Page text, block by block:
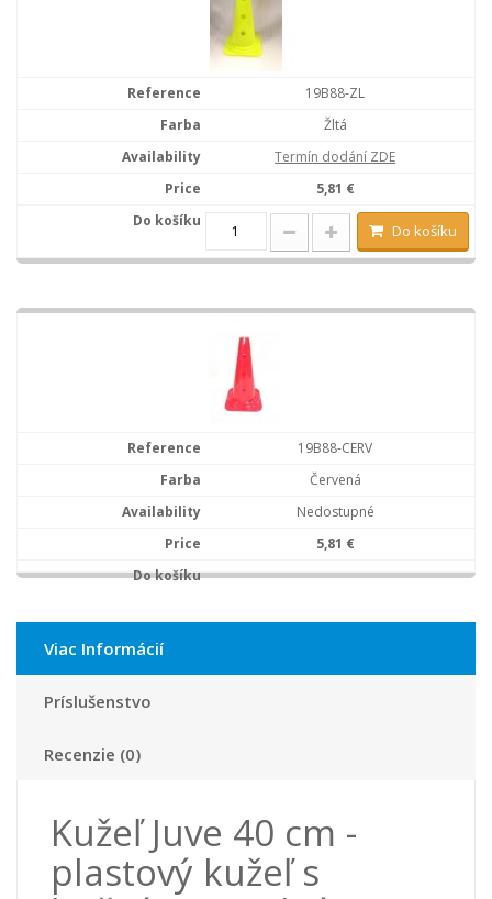
19B88-ZL
Žltá
Termín dodání ZDE
5,81 €
Do košíku
19B88-CERV
Červená
Nedostupné
5,81 €
Viac Informácií
Príslušenstvo
Recenzie (0)
Kužeľ Juve 40 cm -
plastový kužeľ s